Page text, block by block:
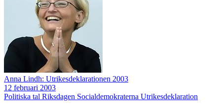
Anna Lindh: Utrikesdeklarationen 2003
12 februari 2003
Politiska tal Riksdagen Socialdemokraterna Utrikesdeklaration